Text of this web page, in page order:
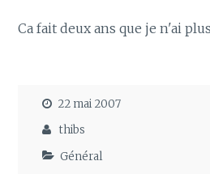
Ca fait deux ans que je n'ai
22 mai 2007
thibs
Général